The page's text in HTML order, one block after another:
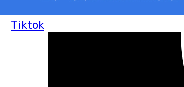
Tiktok